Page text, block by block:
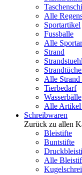
Alle
Sportartikel
Fussballe
Alle
Strand
Alle Strand
Tierbedarf
Wasserbälle
Alle Artikel
Schreibwaren
Zurück zu allen
Bleistifte
Buntstifte
Alle